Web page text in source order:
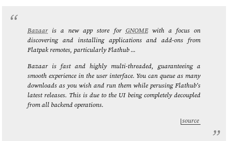
Bazaaris a new app store for GNOMEwith a focus on
discovering and installing applications and add-ons from
Flatpak remotes, particularly Flathub ...
Bazaar is fast and highly multi-threaded, guaranteeing a
smooth experience in the user interface. You can queue as many
downloads as you wish and run them while perusing Flathub's
latest releases. This is due to the UI being completely decoupled
from all backend operations.
source